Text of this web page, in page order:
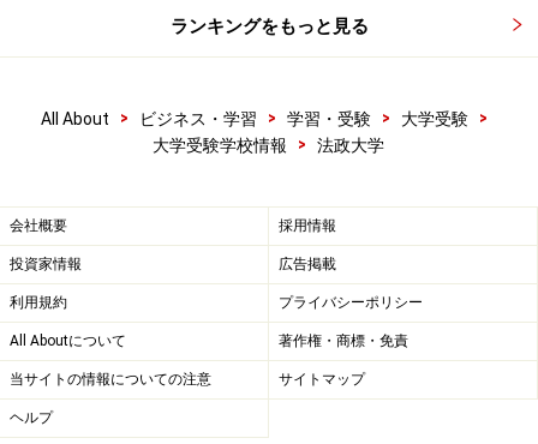
ュニティアート、地域ツーリズム、文化環境創造論、非
論I・II
3
ランキングをもっと見る
All About > ビジネス・学習 > 学習・受験 > 大学受験
>
大学受験学校情報
> 法政大学
会社概要 採用情報
投資家情報 広告掲載
利用規約 プライバシーポリシー
All Aboutについて 著作権・商標・免責
当サイトの情報についての注意 サイトマップ
ヘルプ